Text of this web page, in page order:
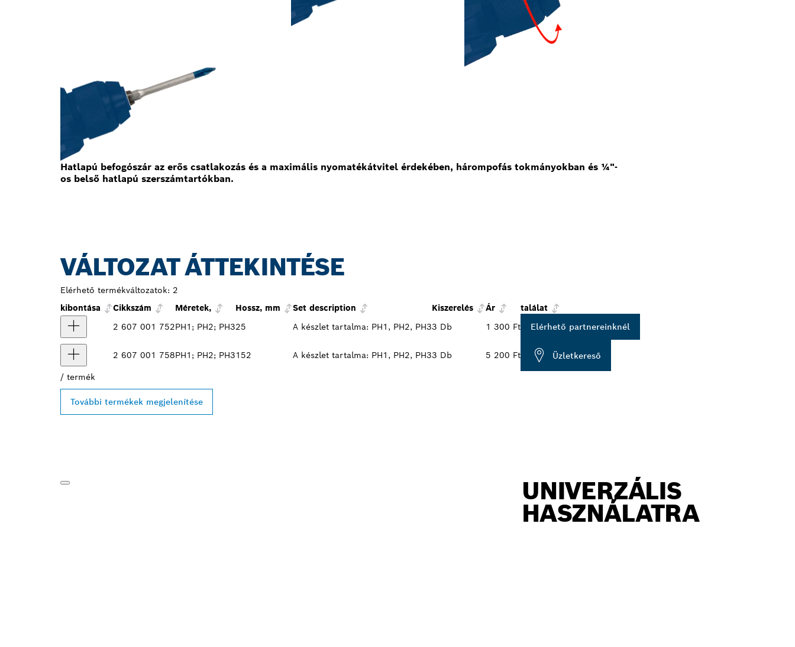
Hatlapú befogószár az erős csatlakozás és a maximális nyomatékátvitel érdekében, hárompofás tokmányokban és ¼"-
os belső hatlapú szerszámtartókban.
VÁLTOZAT ÁTTEKINTÉSE
Elérhető termékváltozatok: 2
kibontása
Cikkszám Méretek, Hossz, mm Set description Kiszerelés Ár
találat
2 607 001 752PH1; PH2; PH325 A készlet tartalma: PH1, PH2, PH33 Db 1 300 Ft Elérhető partnereinknél
2 607 001 758PH1; PH2; PH3152 A készlet tartalma: PH1, PH2, PH33 Db 5 200 Ft Üzletkereső
/ termék
További termékek megjelenítése
UNIVERZÁLIS
HASZNÁLATRA